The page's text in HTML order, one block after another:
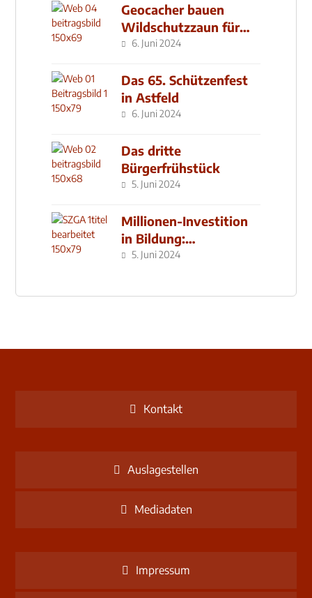
Geocacher bauen
Wildschutzzaun für
den MachMit! Wald
6. Juni 2024
Das 65. Schützenfest
in Astfeld
6. Juni 2024
Das dritte
Bürgerfrühstück
5. Juni 2024
Millionen-Investition
in Bildung:
Schulzentrum-Neubau
5. Juni 2024
Kontakt
Auslagestellen
Mediadaten
Impressum